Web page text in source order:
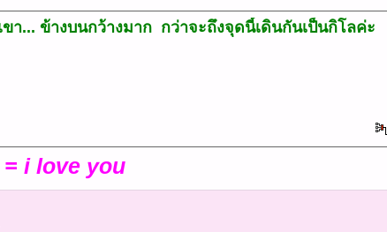
... ข้างบนกว้างมาก กว่าจะถึงจุดนี้เดินกันเป็นกิโลค่ะ
i love you